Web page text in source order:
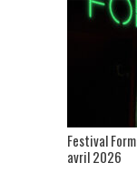
Festival
avril 2026